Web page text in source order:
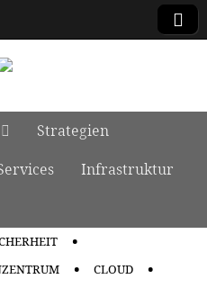
Strategien
Infrastruktur
CLOUD